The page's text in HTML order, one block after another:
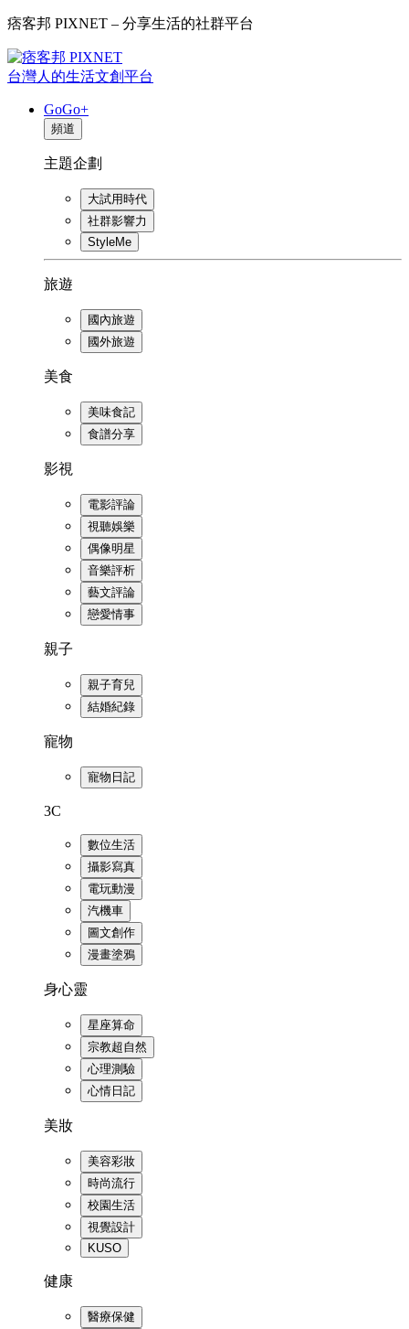
痞客邦 PIXNET – 分享生活的社群平台
台灣人的生活文創平台
GoGo+
頻道
主題企劃
大試用時代
社群影響力
StyleMe
旅遊
國內旅遊
國外旅遊
美食
美味食記
食譜分享
影視
電影評論
視聽娛樂
偶像明星
音樂評析
藝文評論
戀愛情事
親子
親子育兒
結婚紀錄
寵物
寵物日記
3C
數位生活
攝影寫真
電玩動漫
汽機車
圖文創作
漫畫塗鴉
身心靈
星座算命
宗教超自然
心理測驗
心情日記
美妝
美容彩妝
時尚流行
校園生活
視覺設計
KUSO
健康
醫療保健